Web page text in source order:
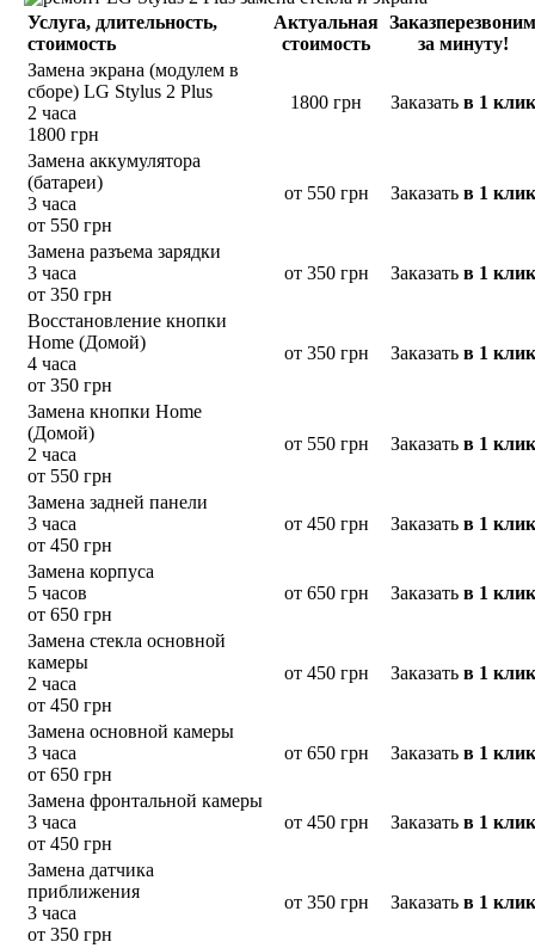
Услуга, длительность,
стоимость
Актуальная
стоимость
Заказперезвоним
за минуту!
Замена экрана (модулем в
сборе) LG Stylus 2 Plus
2 часа
1800 грн
1800 грн Заказатьв 1 клик
Замена аккумулятора
(батареи)
3 часа
от 550 грн
от 550 грн Заказатьв 1 клик
Замена разъема зарядки
3 часа
от 350 грн
от 350 грн Заказатьв 1 клик
Восстановление кнопки
Home (Домой)
4 часа
от 350 грн
от 350 грн Заказатьв 1 клик
Замена кнопки Home
(Домой)
2 часа
от 550 грн
от 550 грн Заказатьв 1 клик
Замена задней панели
3 часа
от 450 грн
от 450 грн Заказатьв 1 клик
Замена корпуса
5 часов
от 650 грн
от 650 грн Заказатьв 1 клик
Замена стекла основной
камеры
2 часа
от 450 грн
от 450 грн Заказатьв 1 клик
Замена основной камеры
3 часа
от 650 грн
от 650 грн Заказатьв 1 клик
Замена фронтальной камеры
3 часа
от 450 грн
от 450 грн Заказатьв 1 клик
Замена датчика
приближения
3 часа
от 350 грн
от 350 грн Заказатьв 1 клик